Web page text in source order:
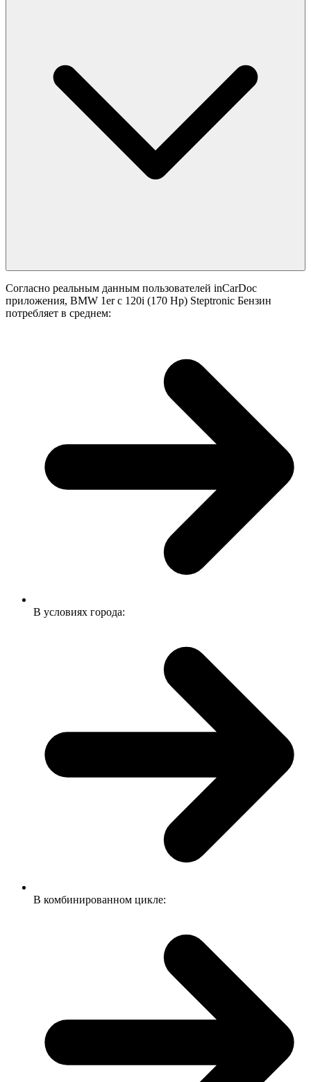
Согласно реальным данным пользователей inCarDoc
приложения, BMW 1er с 120i (170 Hp) Steptronic Бензин
потребляет в среднем:
В условиях города:
В комбинированном цикле: